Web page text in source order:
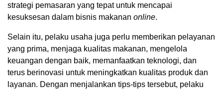
strategi pemasaran yang tepat untuk mencapai
kesuksesan dalam bisnis makanan online.
Selain itu, pelaku usaha juga perlu memberikan pelayanan
yang prima, menjaga kualitas makanan, mengelola
keuangan dengan baik, memanfaatkan teknologi, dan
terus berinovasi untuk meningkatkan kualitas produk dan
layanan. Dengan menjalankan tips-tips tersebut, pelaku